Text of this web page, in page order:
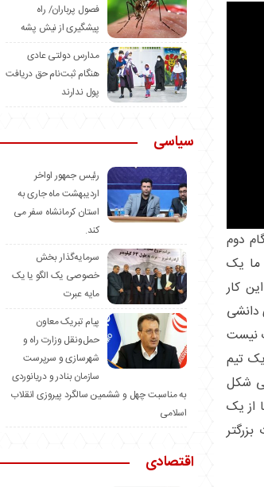
دوم
ما یک
کار
دانشی
نیست
تیم
شکل
از یک
فصول پرباران/ راه
پیشگیری از نیش پشه
مدارس دولتی عادی
هنگام ثبت‌نام حق دریافت
پول ندارند
سیاسی
رئیس جمهور اواخر
اردیبهشت ماه جاری به
استان کرمانشاه سفر می
کند.
سرمایه‌گذار بخش
خصوصی یک الگو یا یک
مایه عبرت
️پیام تبریک معاون
حمل‌ونقل وزارت راه و
شهرسازی و سرپرست
سازمان بنادر و دریانوردی
به مناسبت چهل و ششمین سالگرد پیروزی انقلاب
اسلامی
اقتصادی